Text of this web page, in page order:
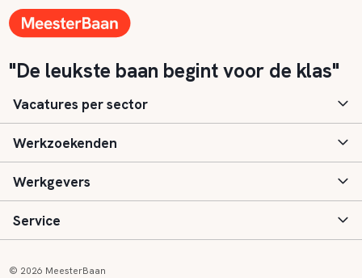
"De leukste baan begint voor de klas"
Vacatures per sector
Basisonderwijs
Speciaal (basis) onderwijs
Voortgezet onderwijs
Werkzoekenden
Aanmelden
Vacatures
Werkgevers
Inloggen
Service
© 2026 MeesterBaan